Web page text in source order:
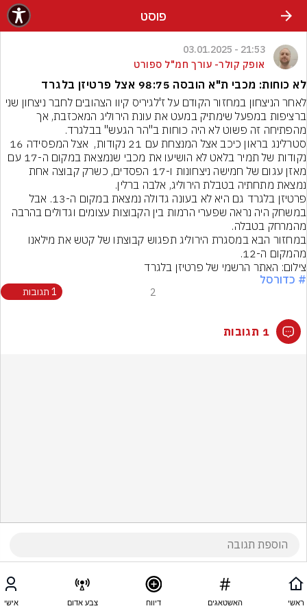
פוסט
21:53 - 03.01.2025
אופק קולר- עורך חמ"ל ספורט
לא כוחות: מכבי ת"א הובסה 98:75 אצל פרטיזן בלגרד
ברציפות במפעל שימתיק במעט את עונת הירוליג המאכזבת, אך
מהפתיחה זה פשוט לא היה כוחות ב"הר הגעש" בבלגרד.
נמצאת מתחתיה בטבלת הירוליג, אלבה ברלין.
מהמרחק בטבלה.
מהמקום ה-12.
צילום: האתר הרשמי של פרטיזן בלגרד
# כדורסל
2 1 תגובות
1 תגובות
ראשי האשטאגים דיווח צבע אדום אישי